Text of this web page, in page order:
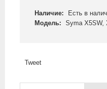
Наличие:
Есть в
Модель:
Syma X5SW,
Tweet